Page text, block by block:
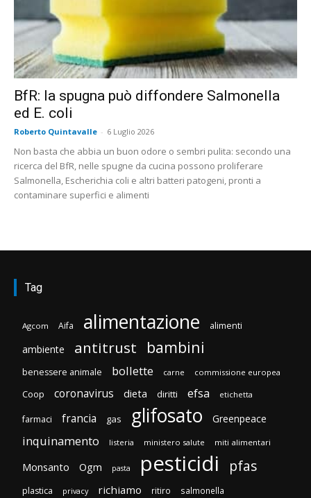
BfR: la spugna può diffondere Salmonella
ed E. coli
Roberto Quintavalle - 6 Luglio 2026
Non basta che abbia un buon odore o sembri pulita: secondo una
ricerca del BfR, nelle spugne da cucina possono proliferare
Salmonella, Escherichia coli e altri batteri patogeni, pronti a
contaminare superfici e alimenti
Tag
Agcom Aifa alimentazione alimenti
ambiente antitrust bambini
benessere animale bollette carne commissione europea
Coop coronavirus dieta diritti efsa etichetta
farmaci francia gas glifosato Greenpeace
inquinamento listeria ministero salute miti alimentari
Monsanto Ogm pasta pesticidi pfas
plastica privacy richiamo ritiro salmonella